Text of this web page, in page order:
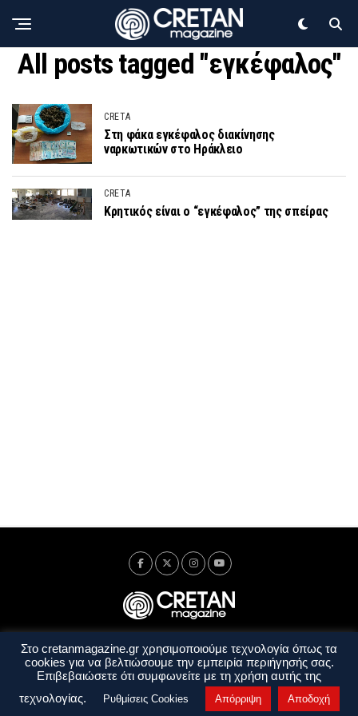
All posts tagged "εγκέφαλος"
CRETA
Στη φάκα εγκέφαλος διακίνησης
ναρκωτικών στο Ηράκλειο
CRETA
Κρητικός είναι ο “εγκέφαλος” της σπείρας
Ταυτότητα Πολιτική Απορρήτου
Όροι Χρήσης
Όροι και Προϋποθέσεις
Στο cretanmagazine.gr χρησιμοποιούμε τεχνολογία όπως τα
cookies για να βελτιώσουμε την εμπειρία περιήγησής σας.
Επιβεβαιώσετε ότι συμφωνείτε με τη χρήση αυτής της
τεχνολογίας.
Ρυθμίσεις Cookies Απόρριψη Αποδοχή